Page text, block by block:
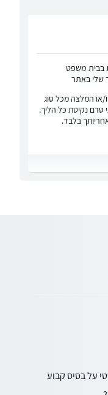
בבית משפט
שלי באתר
ו/או המלצה מכל סוג
טרם נקיטת כל הליך.
בלבד.
על בסיס קבוע